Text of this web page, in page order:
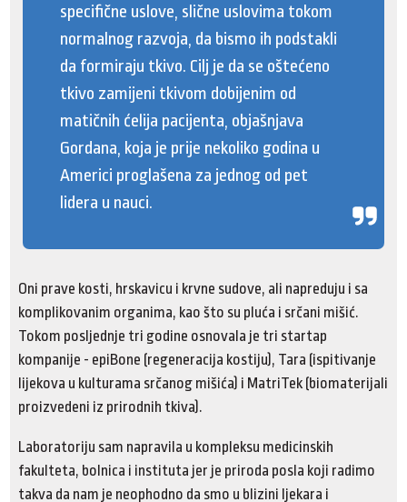
specifične uslove, slične uslovima tokom
normalnog razvoja, da bismo ih podstakli
da formiraju tkivo. Cilj je da se oštećeno
tkivo zamijeni tkivom dobijenim od
matičnih ćelija pacijenta, objašnjava
Gordana, koja je prije nekoliko godina u
Americi proglašena za jednog od pet
lidera u nauci.
Oni prave kosti, hrskavicu i krvne sudove, ali napreduju i sa
komplikovanim organima, kao što su pluća i srčani mišić.
Tokom posljednje tri godine osnovala je tri startap
kompanije - epiBone (regeneracija kostiju), Tara (ispitivanje
lijekova u kulturama srčanog mišića) i MatriTek (biomaterijali
proizvedeni iz prirodnih tkiva).
Laboratoriju sam napravila u kompleksu medicinskih
fakulteta, bolnica i instituta jer je priroda posla koji radimo
takva da nam je neophodno da smo u blizini ljekara i